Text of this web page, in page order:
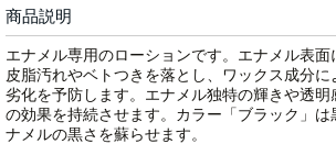
商品説明
エナメル専用のローションです。エナメル表
皮脂汚れやベトつきを落とし、ワックス成分
劣化を予防します。エナメル独特の輝きや透
の効果を持続させます。カラー「ブラック」
ナメルの黒さを蘇らせます。